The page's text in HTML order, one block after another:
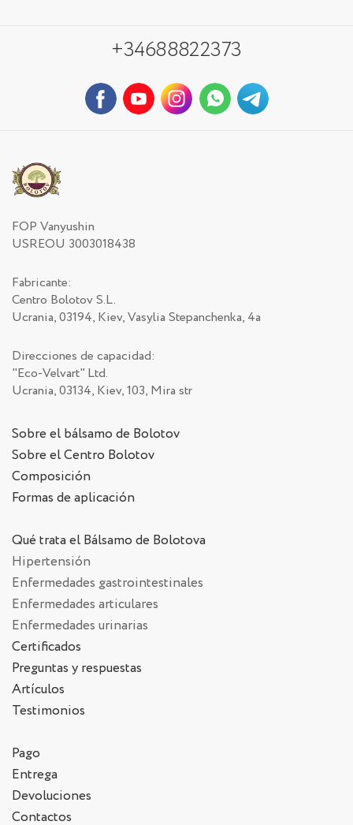
+34688822373
FOP Vanyushin
USREOU 3003018438
Fabricante:
Centro Bolotov S.L.
Ucrania, 03194, Kiev, Vasylia Stepanchenka, 4a
Direcciones de capacidad:
"Eco-Velvart" Ltd.
Ucrania, 03134, Kiev, 103, Mira str
Sobre el bálsamo de Bolotov
Sobre el Centro Bolotov
Composición
Formas de aplicación
Qué trata el Bálsamo de Bolotova
Hipertensión
Enfermedades gastrointestinales
Enfermedades articulares
Enfermedades urinarias
Certificados
Preguntas y respuestas
Artículos
Testimonios
Pago
Entrega
Devoluciones
Contactos